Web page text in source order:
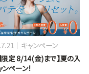
限定 8/14(金)まで】夏の入
ンペーン！
キャンペーン